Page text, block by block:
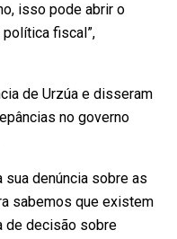
isso pode abrir o
política fiscal”,
de Urzúa e disseram
no governo
sua denúncia sobre as
sabemos que existem
de decisão sobre